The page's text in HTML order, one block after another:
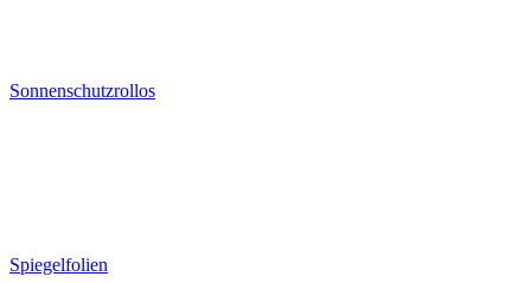
Sonnenschutzrollos
Spiegelfolien